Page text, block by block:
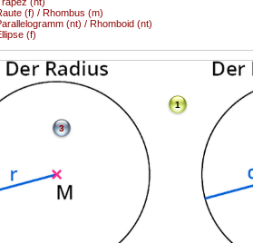
(f) / Rhombus (m)
(nt) / Rhomboid (nt)
(f)
1
3